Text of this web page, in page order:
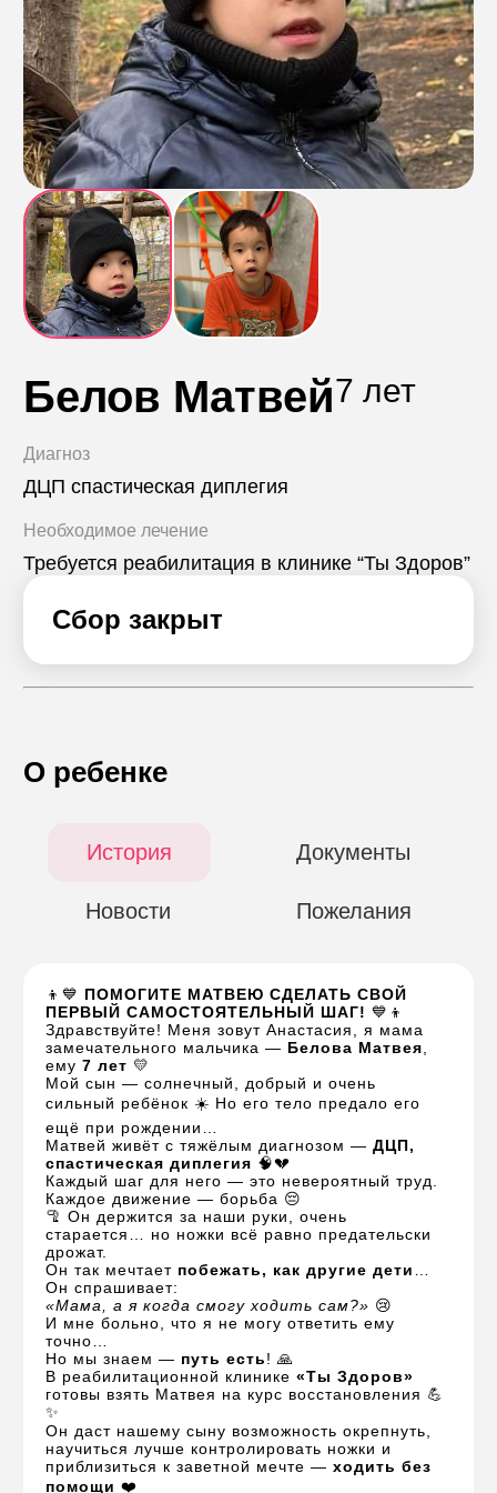
Контакты
Пожертвовать
телефон для связи
+74999610149
e-mail для связи
info@angel-help.ru
Белов Матвей7 лет
Диагноз
ДЦП спастическая диплегия
Необходимое лечение
Требуется реабилитация в клинике “Ты Здоров”
Сбор закрыт
О ребенке
История Документы
Новости Пожелания
👦💙 ПОМОГИТЕ МАТВЕЮ СДЕЛАТЬ СВОЙ
ПЕРВЫЙ САМОСТОЯТЕЛЬНЫЙ ШАГ! 💙👦
Здравствуйте! Меня зовут Анастасия, я мама
замечательного мальчика — Белова Матвея
ему7 лет 💛
Мой сын — солнечный, добрый и очень
сильный ребёнок ☀️ Но его тело предало его
ещё при рождении…
Матвей живёт с тяжёлым диагнозом —ДЦП,
спастическая диплегия 🧠💔
Каждый шаг для него — это невероятный труд.
Каждое движение — борьба 😔
🦿 Он держится за наши руки, очень
старается… но ножки всё равно предательски
дрожат.
Он так мечтает побежать, как другие дети
Он спрашивает:
«Мама, а я когда смогу ходить сам?» 😢
И мне больно, что я не могу ответить ему
точно…
Но мы знаем — путь есть! 🙏
В реабилитационной клинике«Ты Здоров»
готовы взять Матвея на курс восстановления 💪
✨
Он даст нашему сыну возможность окрепнуть,
научиться лучше контролировать ножки и
приблизиться к заветной мечте —ходить без
помощи ❤️